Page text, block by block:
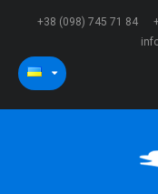
+38 (098) 745 71 84